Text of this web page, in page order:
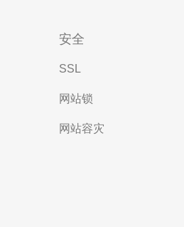
安全
SSL
网站锁
网站容灾